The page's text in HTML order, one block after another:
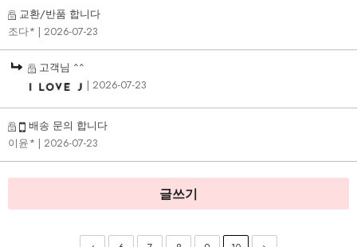
교환/반품 합니다
조다* | 2026-07-23
고객님 ^^
| 2026-07-23
배송 문의 합니다
이윤* | 2026-07-23
글쓰기